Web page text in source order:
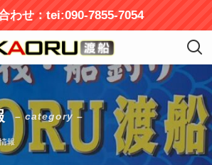
わせ：tei:090-7855-7054
– category –
報